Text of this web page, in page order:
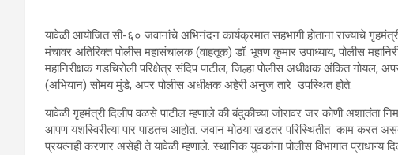
यावेळी आयोजित सी-६० जवानांचे अभिनंदन कार्यक्रमात सहभागी होताना राज्याचे
मंचावर अतिरिक्त पोलीस महासंचालक (वाहतूक) डॉ. भूषण कुमार उपाध्याय, पोलीस
महानिरीक्षक गडचिरोली परिक्षेत्र संदिप पाटील, जिल्हा पोलीस अधीक्षक अंकित
(अभियान) सोमय मुंडे, अपर पोलीस अधीक्षक अहेरी अनुज तारे उपस्थित होते.
यावेळी गृहमंत्री दिलीप वळसे पाटील म्हणाले की बंदुकीच्या जोरावर जर कोणी अशातंता
आपण यशस्विरीत्या पार पाडतच आहोत. जवान मोठया खडतर परिस्थितीत काम करत
प्रयत्नही करणार असेही ते यावेळी म्हणाले. स्थानिक युवकांना पोलीस विभागात प्राधान्य